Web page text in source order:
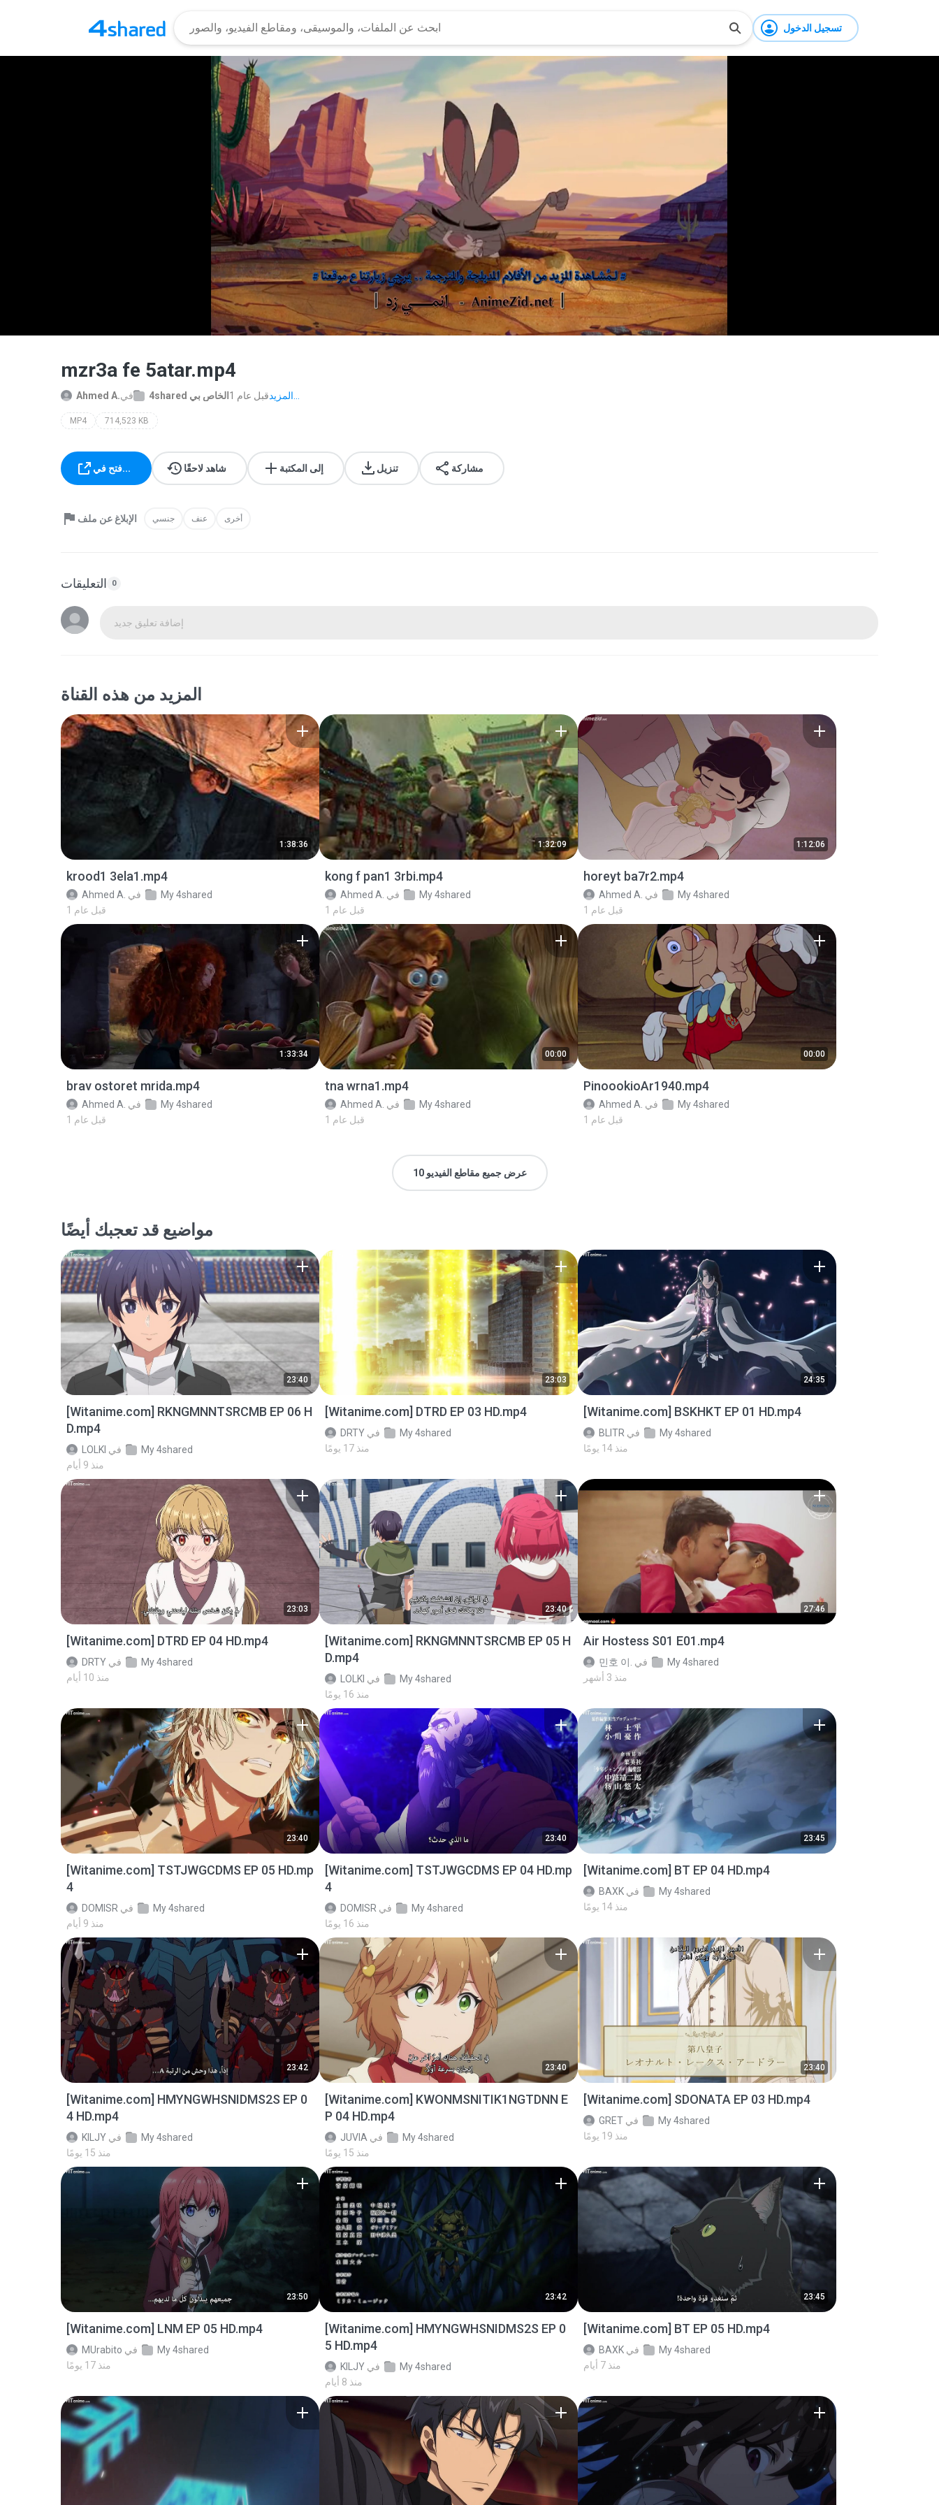
تسجيل الدخول
mzr3a fe 5atar.mp4
Ahmed A.في 4shared الخاص بي 1 قبل عام
MP4 714,523 KB
فتح في... شاهد لاحقًا إلى المكتبة تنزيل مشاركة
الإبلاغ عن ملف جنسي عنف أخرى
التعليقات 0
إضافة تعليق جديد
المزيد من هذه القناة
1:38:36
krood1 3ela1.mp4
Ahmed A. في
My 4shared
1 قبل عام
1:32:09
kong f pan1 3rbi.mp4
Ahmed A. في
My 4shared
1 قبل عام
1:12:06
horeyt ba7r2.mp4
Ahmed A. في
My 4shared
1 قبل عام
1:33:34
brav ostoret mrida.mp4
Ahmed A. في
My 4shared
1 قبل عام
00:00
tna wrna1.mp4
Ahmed A. في
My 4shared
1 قبل عام
00:00
PinoookioAr1940.mp4
Ahmed A. في
My 4shared
1 قبل عام
عرض جميع مقاطع الفيديو 10
مواضيع قد تعجبك أيضًا
23:40
[Witanime.com] RKNGMNNTSRCMB EP 06 H
D.mp4
LOLKI في
My 4shared
منذ 9 أيام
23:03
[Witanime.com] DTRD EP 03 HD.mp4
DRTY في
My 4shared
منذ 17 يومًا
24:35
[Witanime.com] BSKHKT EP 01 HD.mp4
BLITR في
My 4shared
منذ 14 يومًا
23:03
[Witanime.com] DTRD EP 04 HD.mp4
DRTY في
My 4shared
منذ 10 أيام
23:40
[Witanime.com] RKNGMNNTSRCMB EP 05 H
D.mp4
LOLKI في
My 4shared
منذ 16 يومًا
27:46
Air Hostess S01 E01.mp4
민호 이. في
My 4shared
منذ 3 أشهر
23:40
[Witanime.com] TSTJWGCDMS EP 05 HD.mp
4
DOMISR في
My 4shared
منذ 9 أيام
23:40
[Witanime.com] TSTJWGCDMS EP 04 HD.mp
4
DOMISR في
My 4shared
منذ 16 يومًا
23:45
[Witanime.com] BT EP 04 HD.mp4
BAXK في
My 4shared
منذ 14 يومًا
23:42
[Witanime.com] HMYNGWHSNIDMS2S EP 0
4 HD.mp4
KILJY في
My 4shared
منذ 15 يومًا
23:40
[Witanime.com] KWONMSNITIK1NGTDNN E
P 04 HD.mp4
JUVIA في
My 4shared
منذ 15 يومًا
23:40
[Witanime.com] SDONATA EP 03 HD.mp4
GRET في
My 4shared
منذ 19 يومًا
23:50
[Witanime.com] LNM EP 05 HD.mp4
MUrabito في
My 4shared
منذ 17 يومًا
23:42
[Witanime.com] HMYNGWHSNIDMS2S EP 0
5 HD.mp4
KILJY في
My 4shared
منذ 8 أيام
23:45
[Witanime.com] BT EP 05 HD.mp4
BAXK في
My 4shared
منذ 7 أيام